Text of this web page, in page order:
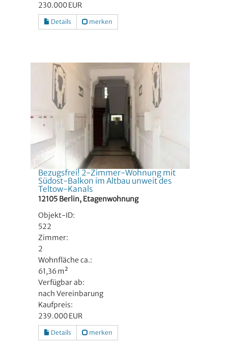
230.000 EUR
Details merken
Bezugsfrei! 2-Zimmer-Wohnung mit
Südost-Balkon im Altbau unweit des
Teltow-Kanals
12105 Berlin, Etagenwohnung
Objekt-ID:
522
Zimmer:
2
Wohnfläche ca.:
61,36 m²
Verfügbar ab:
nach Vereinbarung
Kaufpreis:
239.000 EUR
Details merken